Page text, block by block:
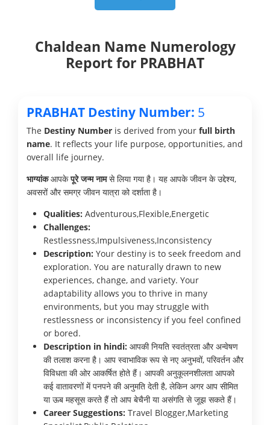
Chaldean Name Numerology
Report for PRABHAT
PRABHAT Destiny Number: 5
The Destiny Number is derived from your full birth
name. It reflects your life purpose, opportunities, and
overall life journey.
भाग्यांकआपकेपूरे जन्म नामसे लिया गया है। यह आपके जीवन के उद्देश्य,
अवसरों और समग्र जीवन यात्रा को दर्शाता है।
Qualities: Adventurous,Flexible,Energetic
Challenges:
Restlessness,Impulsiveness,Inconsistency
Description: Your destiny is to seek freedom and
exploration. You are naturally drawn to new
experiences, change, and variety. Your
adaptability allows you to thrive in many
environments, but you may struggle with
restlessness or inconsistency if you feel confined
or bored.
Description in hindi: आपकी नियति स्वतंत्रता और अन्वेषण
की तलाश करना है। आप स्वाभाविक रूप से नए अनुभवों, परिवर्तन और
विविधता की ओर आकर्षित होते हैं। आपकी अनुकूलनशीलता आपको
कई वातावरणों में पनपने की अनुमति देती है, लेकिन अगर आप सीमित
या ऊब महसूस करते हैं तो आप बेचैनी या असंगति से जूझ सकते हैं।
Career Suggestions: Travel Blogger,Marketing